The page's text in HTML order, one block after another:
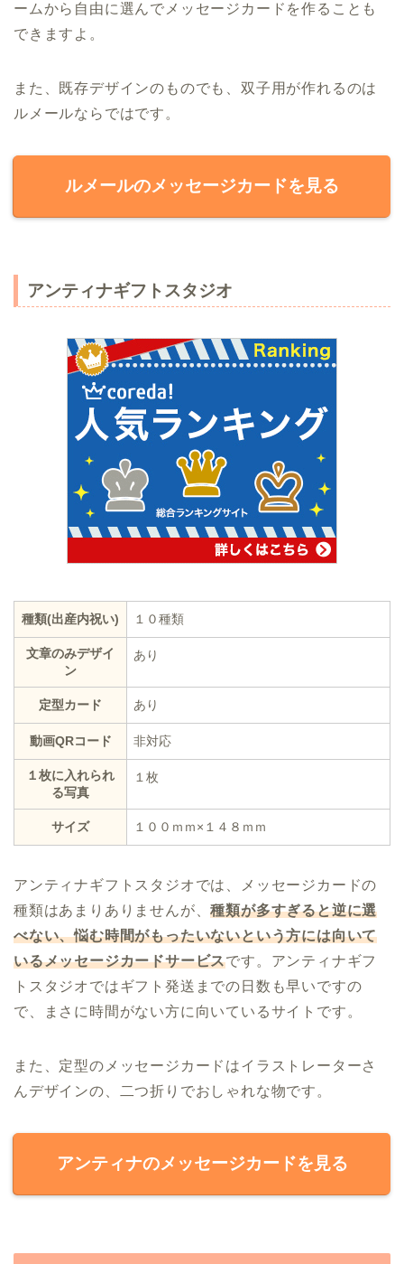
ームから自由に選んでメッセージカードを作ることも
できますよ。
また、既存デザインのものでも、双子用が作れるのは
ルメールならではです。
ルメールのメッセージカードを見る
アンティナギフトスタジオ
種類(出産内祝い) １０種類
文章のみデザイ
ン
あり
定型カード あり
動画QRコード 非対応
１枚に入れられ
る写真
１枚
サイズ １００ｍｍ×１４８ｍｍ
アンティナギフトスタジオでは、メッセージカードの
種類はあまりありませんが、種類が多すぎると逆に選
べない、悩む時間がもったいないという方には向いて
いるメッセージカードサービスです。アンティナギフ
トスタジオではギフト発送までの日数も早いですの
で、まさに時間がない方に向いているサイトです。
また、定型のメッセージカードはイラストレーターさ
んデザインの、二つ折りでおしゃれな物です。
アンティナのメッセージカードを見る